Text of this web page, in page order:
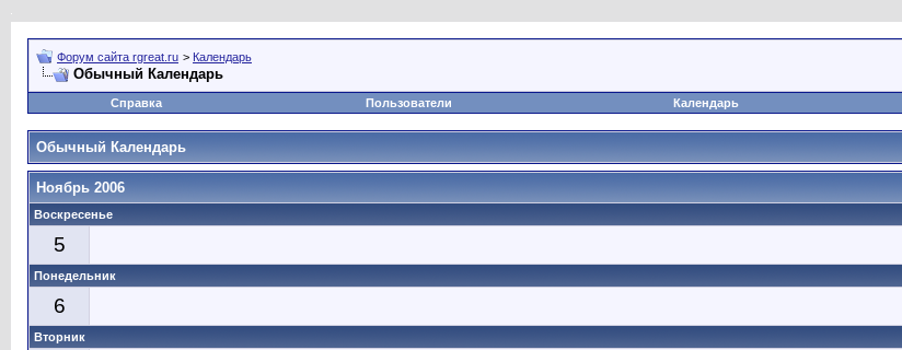
Форум сайта rgreat.ru > Календарь
Обычный Календарь
Справка
Пользователи Календарь
Обычный Календарь
Ноябрь 2006
Воскресенье
5
Понедельник
6
Вторник